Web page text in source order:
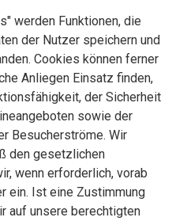
werden Funktionen, die
der Nutzer speichern und
Cookies können ferner
Anliegen Einsatz finden,
der Sicherheit
sowie der
Besucherströme. Wir
den gesetzlichen
wenn erforderlich, vorab
ein. Ist eine Zustimmung
auf unsere berechtigten